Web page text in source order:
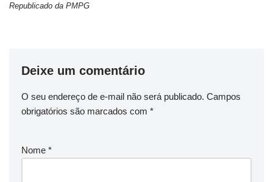
Republicado da PMPG
Deixe um comentário
O seu endereço de e-mail não será publicado. Campos
obrigatórios são marcados com *
Nome *